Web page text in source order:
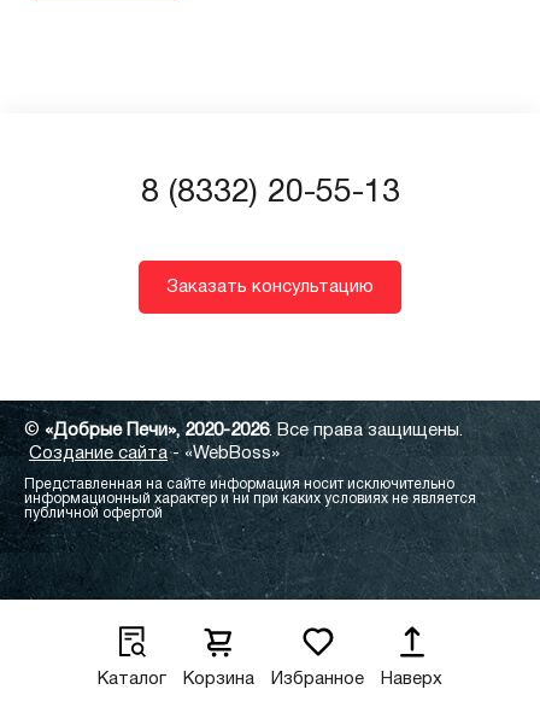
8 (8332) 20-55-13
Заказать консультацию
©«Добрые Печи», 2020-2026. Все права защищены.
Создание сайта- «WebBoss»
Представленная на сайте информация носит исключительно
информационный характер и ни при каких условиях не является
публичной офертой
Каталог Корзина Избранное Наверх